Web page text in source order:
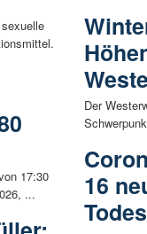
17:30
...
Der
16